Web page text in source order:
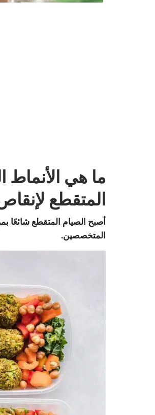
ما هي الأنماط
المتقطع
أصبح الصيام المتقطع شائعًا
المتخصصين.